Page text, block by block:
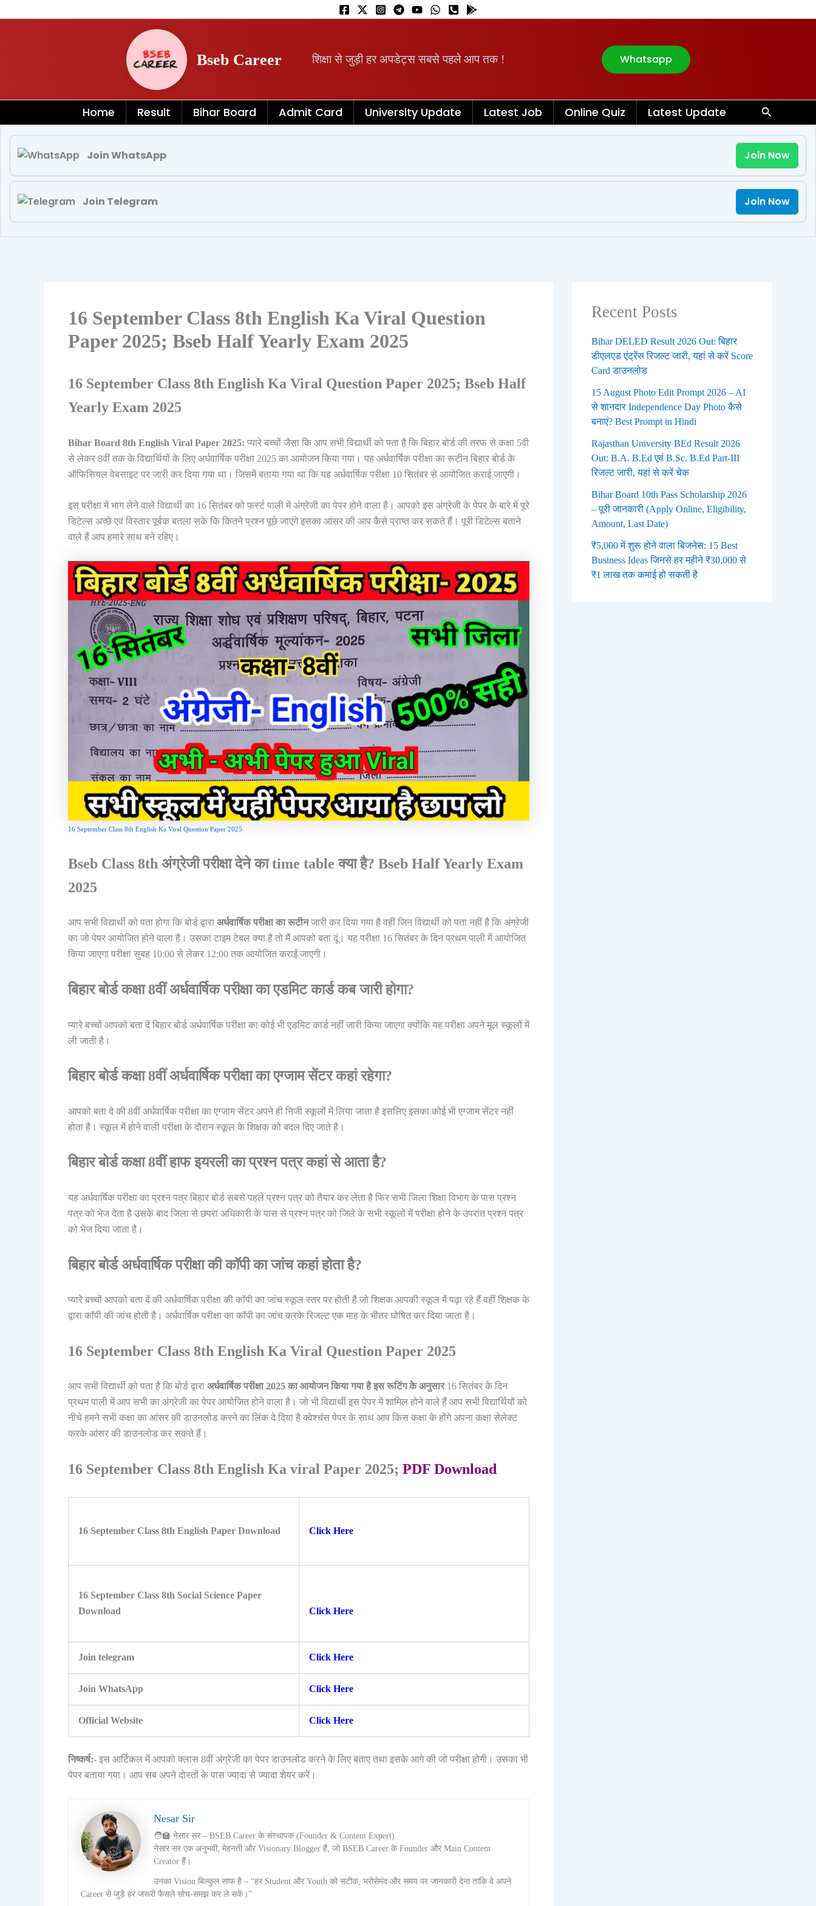
to
Bseb Career शिक्षा से जुड़ी हर अपडेट्स सबसे पहले आप तक ! Whatsapp
Home Result Bihar Board Admit Card University Update Latest Job Online Quiz Latest Update Search
Join WhatsApp Join Now
Join Telegram Join Now
16 September Class 8th English Ka Viral Question
Paper 2025; Bseb Half Yearly Exam 2025
16 September Class 8th English Ka Viral Question Paper 2025; Bseb Half
Yearly Exam 2025
Bihar Board 8th English Viral Paper 2025: प्यारे बच्चों जैसा कि आप सभी विद्यार्थी को पता है कि बिहार बोर्ड की तरफ से कक्षा 5वी
से लेकर 8वीं तक के विद्यार्थियों के लिए अर्धवार्षिक परीक्षा 2025 का आयोजन किया गया। यह अर्धवार्षिक परीक्षा का रूटीन बिहार बोर्ड के
ऑफिसियल वेबसाइट पर जारी कर दिया गया था। जिसमें बताया गया था कि यह अर्धवार्षिक परीक्षा 10 सितंबर से आयोजित कराई जाएगी।
इस परीक्षा में भाग लेने वाले विद्यार्थी का 16 सितंबर को फर्स्ट पाली में अंग्रेजी का पेपर होने वाला है। आपको इस अंग्रेजी के पेपर के बारे में पूरे
डिटेल्स अच्छे एवं विस्तार पूर्वक बतला सके कि कितने प्रश्न पूछे जाएंगे इसका आंसर की आप कैसे प्राप्त कर सकते हैं। पूरी डिटेल्स बताने
वाले हैं आप हमारे साथ बने रहिए।
16 September Class 8th English Ka Viral Question Paper 2025
Bseb Class 8th अंग्रेजी परीक्षा देने का time table क्या है? Bseb Half Yearly Exam
2025
आप सभी विद्यार्थी को पता होगा कि बोर्ड द्वारा अर्धवार्षिक परीक्षा का रूटीनजारी कर दिया गया है वहीं जिन विद्यार्थी को पता नहीं है कि अंग्रेजी
का जो पेपर आयोजित होने वाला है। उसका टाइम टेबल क्या है तो मैं आपको बता दूं। यह परीक्षा 16 सितंबर के दिन प्रथम पाली में आयोजित
किया जाएगा परीक्षा सुबह 10:00 से लेकर 12:00 तक आयोजित कराई जाएगी।
बिहार बोर्ड कक्षा 8वीं अर्धवार्षिक परीक्षा का एडमिट कार्ड कब जारी होगा?
प्यारे बच्चों आपको बता दें बिहार बोर्ड अर्धवार्षिक परीक्षा का कोई भी एडमिट कार्ड नहीं जारी किया जाएगा क्योंकि यह परीक्षा अपने मूल स्कूलों में
ली जाती है।
बिहार बोर्ड कक्षा 8वीं अर्धवार्षिक परीक्षा का एग्जाम सेंटर कहां रहेगा?
आपको बता दे की 8वीं अर्धवार्षिक परीक्षा का एग्जाम सेंटर अपने ही निजी स्कूलों में लिया जाता है इसलिए इसका कोई भी एग्जाम सेंटर नहीं
होता है। स्कूल में होने वाली परीक्षा के दौरान स्कूल के शिक्षक को बदल दिए जाते है।
बिहार बोर्ड कक्षा 8वीं हाफ इयरली का प्रश्न पत्र कहां से आता है?
यह अर्धवार्षिक परीक्षा का प्रश्न पत्र बिहार बोर्ड सबसे पहले प्रश्न पत्र को तैयार कर लेता है फिर सभी जिला शिक्षा विभाग के पास प्रश्न
पत्र को भेज देता है उसके बाद जिला से छपरा अधिकारी के पास से प्रश्न पत्र को जिले के सभी स्कूलों में परीक्षा होने के उपरांत प्रश्न पत्र
को भेज दिया जाता है।
बिहार बोर्ड अर्धवार्षिक परीक्षा की कॉपी का जांच कहां होता है?
प्यारे बच्चों आपको बता दें की अर्धवार्षिक परीक्षा की कॉपी का जांच स्कूल स्तर पर होती है जो शिक्षक आपकी स्कूल में पढ़ा रहे हैं वहीं शिक्षक के
द्वारा कॉपी की जांच होती है। अर्धवार्षिक परीक्षा का कॉपी का जांच करके रिजल्ट एक माह के भीतर घोषित कर दिया जाता है।
16 September Class 8th English Ka Viral Question Paper 2025
आप सभी विद्यार्थी को पता है कि बोर्ड द्वारा अर्धवार्षिक परीक्षा 2025 का आयोजन किया गया है इस रूटिंग के अनुसार16 सितंबर के दिन
प्रथम पाली में आप सभी का अंग्रेजी का पेपर आयोजित होने वाला है। जो भी विद्यार्थी इस पेपर में शामिल होने वाले हैं आप सभी विद्यार्थियों को
नीचे हमने सभी कक्षा का आंसर की डाउनलोड करने का लिंक दे दिया है क्वेश्चंस पेपर के साथ आप किस कक्षा के होंगे अपना कक्षा सेलेक्ट
करके आंसर की डाउनलोड कर सकते हैं।
16 September Class 8th English Ka viral Paper 2025; PDF Download
16 September Class 8th English Paper Download Click Here
16 September Class 8th Social Science Paper
Download
Click Here
Join telegram Click Here
Join WhatsApp Click Here
Official Website Click Here
निष्कर्ष:- इस आर्टिकल में आपको क्लास 8वीं अंग्रेजी का पेपर डाउनलोड करने के लिए बताए तथा इसके आगे की जो परीक्षा होगी। उसका भी
पेपर बताया गया। आप सब अपने दोस्तों के पास ज्यादा से ज्यादा शेयर करें।
Nesar Sir
🧑‍🏫 नेसार सर – BSEB Career के संस्थापक (Founder & Content Expert)
नेसार सर एक अनुभवी, मेहनती और Visionary Blogger हैं, जो BSEB Career के Founder और Main Content
Creator हैं।
उनका Vision बिल्कुल साफ है – “हर Student और Youth को सटीक, भरोसेमंद और समय पर जानकारी देना ताकि वे अपने
Career से जुड़े हर जरूरी फैसले सोच-समझ कर ले सकें।”
Recent Posts
Bihar DELED Result 2026 Out: बिहार
डीएलएड एंट्रेंस रिजल्ट जारी, यहां से करें Score
Card डाउनलोड
15 August Photo Edit Prompt 2026 – AI
से शानदार Independence Day Photo कैसे
बनाएं? Best Prompt in Hindi
Rajasthan University BEd Result 2026
Out: B.A. B.Ed एवं B.Sc. B.Ed Part-III
रिजल्ट जारी, यहां से करें चेक
Bihar Board 10th Pass Scholarship 2026
– पूरी जानकारी (Apply Online, Eligibility,
Amount, Last Date)
₹5,000 में शुरू होने वाला बिजनेस: 15 Best
Business Ideas जिनसे हर महीने ₹30,000 से
₹1 लाख तक कमाई हो सकती है